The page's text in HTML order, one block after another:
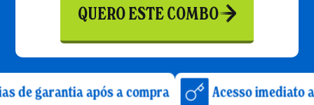
QUERO ESTE COMBO
após a compra Acesso imediato após